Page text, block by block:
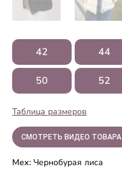
42 44
50 52
Таблица размеров
СМОТРЕТЬ ВИДЕО ТОВАРА
Мех: Чернобурая лиса